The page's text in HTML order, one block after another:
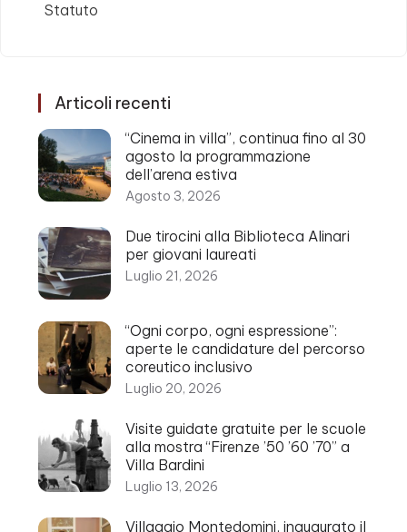
Statuto
Articoli recenti
“Cinema in villa”, continua fino al 30
agosto la programmazione
dell’arena estiva
Agosto 3, 2026
Due tirocini alla Biblioteca Alinari
per giovani laureati
Luglio 21, 2026
“Ogni corpo, ogni espressione”:
aperte le candidature del percorso
coreutico inclusivo
Luglio 20, 2026
Visite guidate gratuite per le scuole
alla mostra “Firenze ’50 ’60 ’70” a
Villa Bardini
Luglio 13, 2026
Villaggio Montedomini, inaugurato il